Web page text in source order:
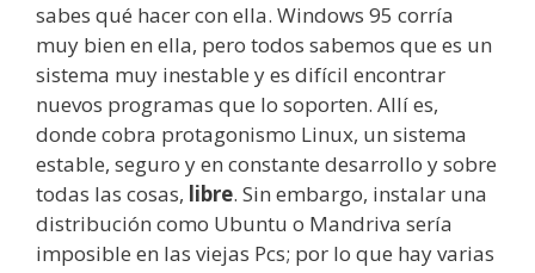
sabes qué hacer con ella. Windows 95 corría
muy bien en ella, pero todos sabemos que es un
sistema muy inestable y es difícil encontrar
nuevos programas que lo soporten. Allí es,
donde cobra protagonismo Linux, un sistema
estable, seguro y en constante desarrollo y sobre
todas las cosas, libre. Sin embargo, instalar una
distribución como Ubuntu o Mandriva sería
imposible en las viejas Pcs; por lo que hay varias